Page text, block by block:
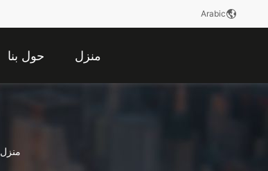
Arabic
منزل حول بنا
منزل